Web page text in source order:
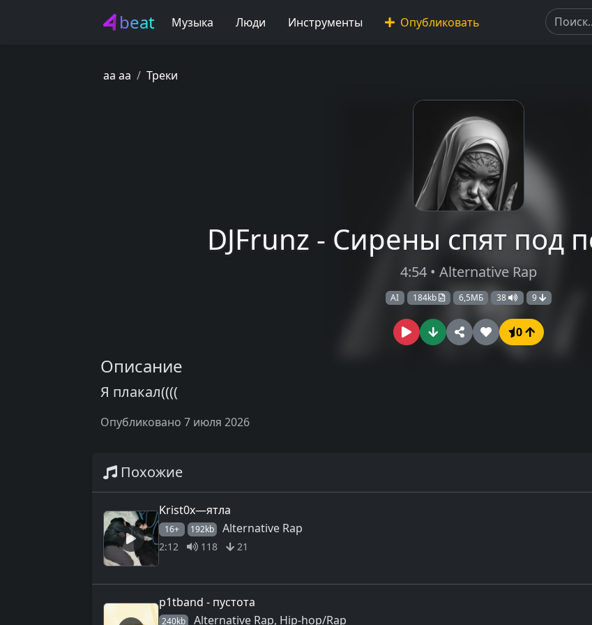
beat Музыка Люди Инструменты Опубликовать
aa aa Треки
DJFrunz - Сирены спят под
4:54 • Alternative Rap
AI 184kb 6,5МБ 38 9
0
Описание
Я плакал((((
Опубликовано 7 июля 2026
Похожие
Krist0x—ятла
16+ 192kb Alternative Rap
2:12 118 21
p1tband - пустота
240kb Alternative Rap, Hip-hop/Rap